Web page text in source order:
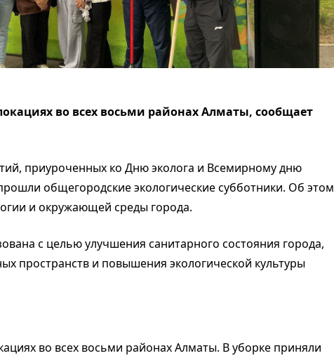
во всех восьми районах Алматы, сообщает
приуроченных ко Дню эколога и Всемирному дню
общегородские экологические субботники. Об этом
и окружающей среды города.
с целью улучшения санитарного состояния города,
пространств и повышения экологической культуры
во всех восьми районах Алматы. В уборке приняли